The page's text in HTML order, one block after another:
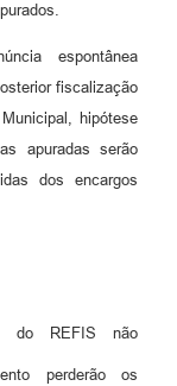
espontânea
fiscalização
hipótese
apuradas serão
dos encargos
do REFIS não
perderão os